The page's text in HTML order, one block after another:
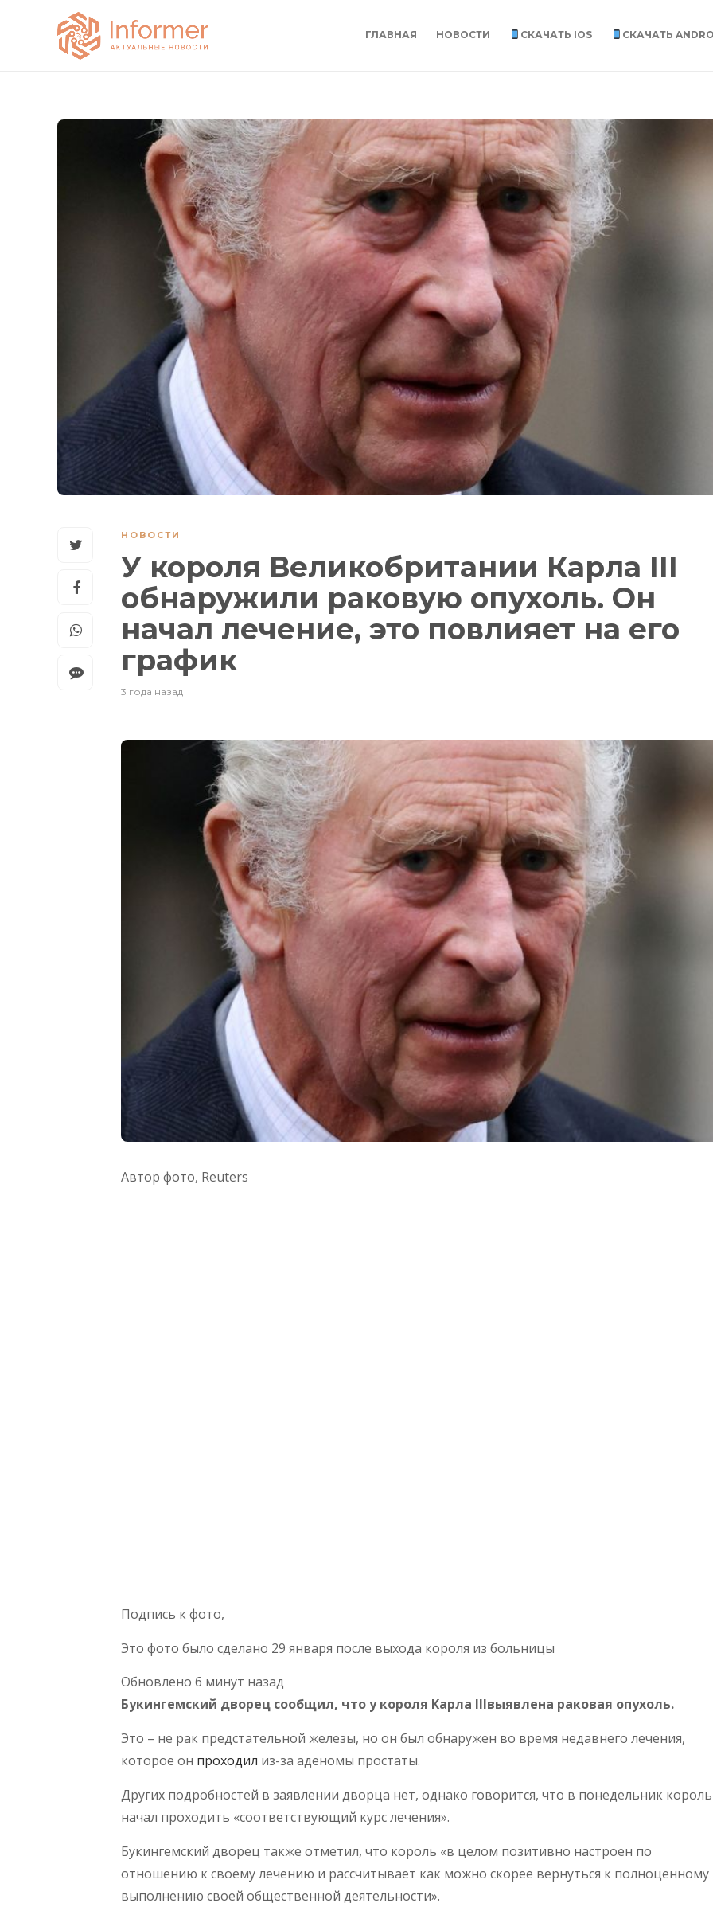
ГЛАВНАЯ НОВОСТИ СКАЧАТЬ IOS СКАЧАТЬ
НОВОСТИ
У короля Великобритании Карла III
обнаружили раковую опухоль. Он
начал лечение, это повлияет на его
график
3 года назад
Автор фото, Reuters
Подпись к фото,
Это фото было сделано 29 января после выхода короля из больницы
Обновлено 6 минут назад
Букингемский дворец сообщил, что у короля Карла IIIвыявлена раковая опухоль.
Это – не рак предстательной железы, но он был обнаружен во время недавнего лечения,
которое он проходил из-за аденомы простаты.
Других подробностей в заявлении дворца нет, однако говорится, что в понедельник король
начал проходить «соответствующий курс лечения».
Букингемский дворец также отметил, что король «в целом позитивно настроен по
отношению к своему лечению и рассчитывает как можно скорее вернуться к полноценному
выполнению своей общественной деятельности».